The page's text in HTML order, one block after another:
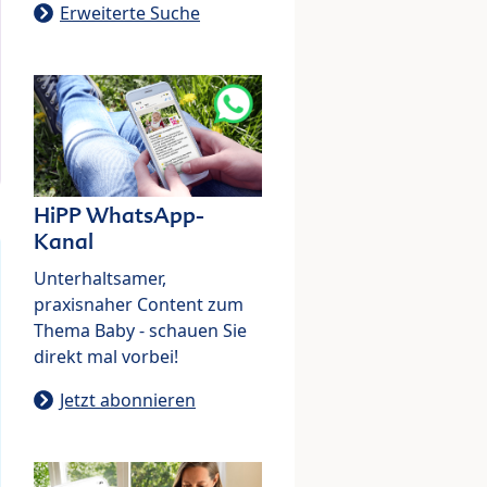
Erweiterte Suche
HiPP WhatsApp-
Kanal
Unterhaltsamer,
praxisnaher Content zum
Thema Baby - schauen Sie
direkt mal vorbei!
Jetzt abonnieren